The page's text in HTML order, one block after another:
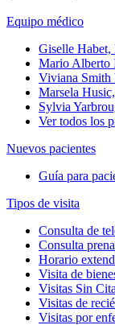
Equipo médico
Giselle
Mario Alberto
Viviana
Marsela
Sylvia
Ver todos los
Nuevos pacientes
Guía para
Tipos de visita
Consulta de
Consulta
Horario
Visita de
Visitas Sin Cita
Visitas de
Visitas por